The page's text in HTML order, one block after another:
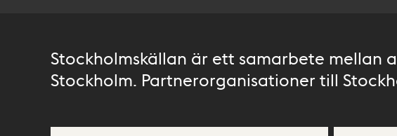
Stockholmskällan är ett samarbete mellan
Stockholm. Partnerorganisationer till